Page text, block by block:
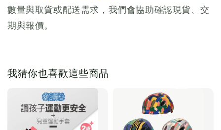
數量與取貨或配送需求，我們會協助確認現貨、交
期與報價。
我猜你也喜歡這些商品